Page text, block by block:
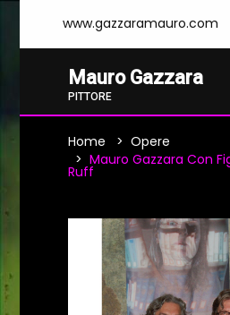
www.gazzaramauro.com
Mauro Gazzara
PITTORE
Home
Opere
Mauro Gazzara Con
Ruff